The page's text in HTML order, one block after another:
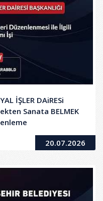
İŞLER DAiRESi
Sanata BELMEK
20.07.2026